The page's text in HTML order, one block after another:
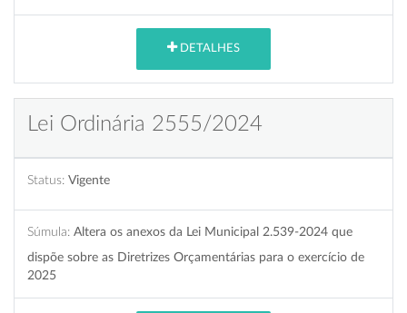
DETALHES
Lei Ordinária 2555/2024
Status: Vigente
Súmula: Altera os anexos da Lei Municipal 2.539-2024 que
dispõe sobre as Diretrizes Orçamentárias para o exercício de
2025